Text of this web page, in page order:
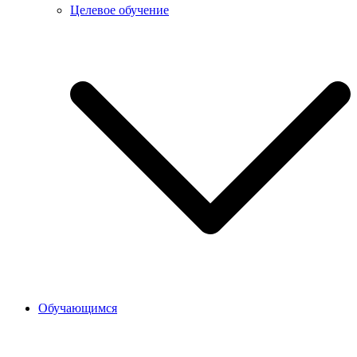
Целевое обучение
Обучающимся